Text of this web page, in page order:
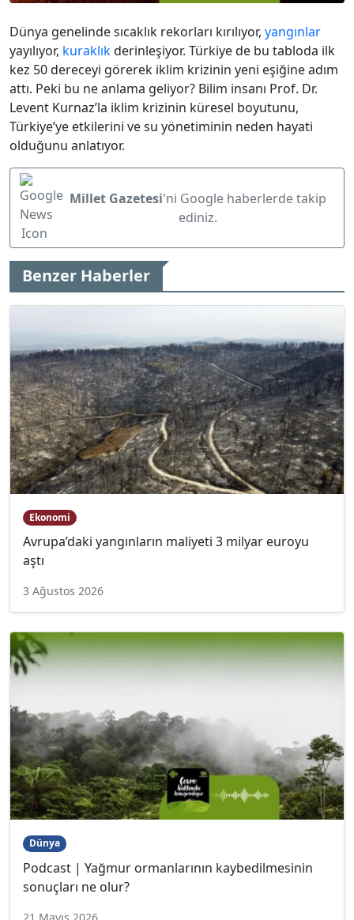
Dünya genelinde sıcaklık rekorları kırılıyor, yangınlar
yayılıyor, kuraklıkderinleşiyor. Türkiye de bu tabloda ilk
kez 50 dereceyi görerek iklim krizinin yeni eşiğine adım
attı. Peki bu ne anlama geliyor? Bilim insanı Prof. Dr.
Levent Kurnaz’la iklim krizinin küresel boyutunu,
Türkiye’ye etkilerini ve su yönetiminin neden hayati
olduğunu anlatıyor.
Millet Gazetesi'ni Google haberlerde takip
ediniz.
Benzer Haberler
Ekonomi
Avrupa’daki yangınların maliyeti 3 milyar euroyu
aştı
3 Ağustos 2026
Dünya
Podcast | Yağmur ormanlarının kaybedilmesinin
sonuçları ne olur?
21 Mayıs 2026